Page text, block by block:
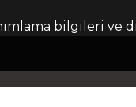
bilgileri ve